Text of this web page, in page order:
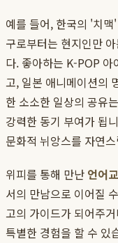
예를 들어, 한국의 '치
구로부터는 현지인만
다. 좋아하는 K-POP
고, 일본 애니메이션의
한 소소한 일상의 공유
강력한 동기 부여가 됩
문화적 뉘앙스를 자연
위피를 통해 만난 언어
서의 만남으로 이어질
고의 가이드가 되어주
특별한 경험을 할 수 있